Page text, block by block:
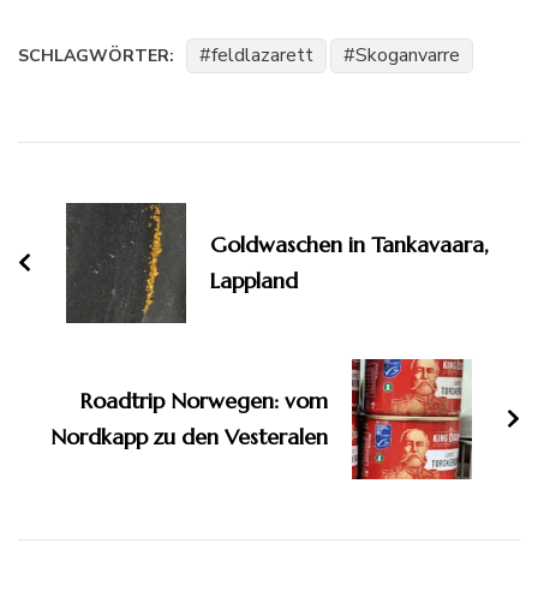
SCHLAGWÖRTER: feldlazarett Skoganvarre
Goldwaschen in Tankavaara,
Lappland
Roadtrip Norwegen: vom
Nordkapp zu den Vesteralen